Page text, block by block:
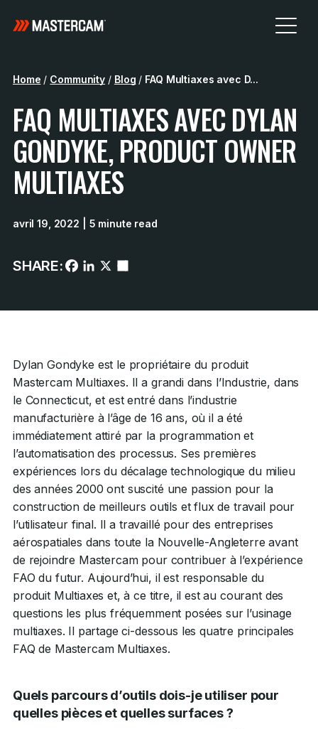
Home / Community / Blog / FAQ Multiaxes avec D...
FAQ MULTIAXES AVEC DYLAN
GONDYKE, PRODUCT OWNER
MULTIAXES
avril 19, 2022 | 5 minute read
SHARE:
Dylan Gondyke est le propriétaire du produit
Mastercam Multiaxes. Il a grandi dans l’Industrie, dans
le Connecticut, et est entré dans l’industrie
manufacturière à l’âge de 16 ans, où il a été
immédiatement attiré par la programmation et
l’automatisation des processus. Ses premières
expériences lors du décalage technologique du milieu
des années 2000 ont suscité une passion pour la
construction de meilleurs outils et flux de travail pour
l’utilisateur final. Il a travaillé pour des entreprises
aérospatiales dans toute la Nouvelle-Angleterre avant
de rejoindre Mastercam pour contribuer à l’expérience
FAO du futur. Aujourd’hui, il est responsable du
produit Multiaxes et, à ce titre, il est au courant des
questions les plus fréquemment posées sur l’usinage
multiaxes. Il partage ci-dessous les quatre principales
FAQ de Mastercam Multiaxes.
Quels parcours d’outils dois-je utiliser pour
quelles pièces et quelles surfaces ?